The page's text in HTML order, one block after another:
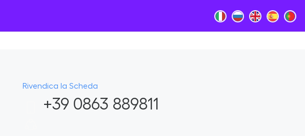
Rivendica la Scheda
+39 0863 889811